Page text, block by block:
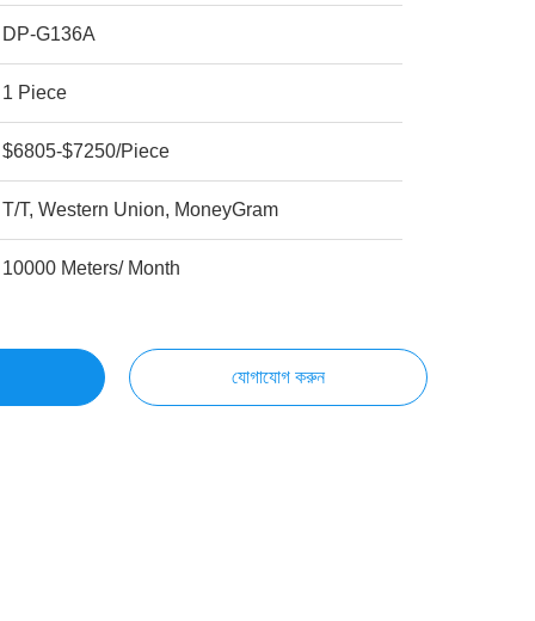
DP-G136A
1 Piece
$6805-$7250/Piece
T/T, Western Union, MoneyGram
10000 Meters/ Month
যোগাযোগ করুন